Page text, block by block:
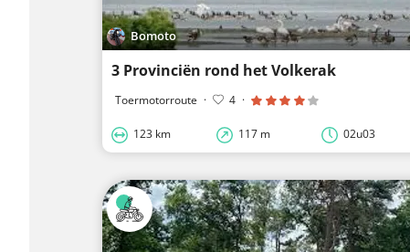
Bomoto
3 Provinciën rond het Volkerak
Toermotorroute · 4 ·
123 km 117 m 02u03